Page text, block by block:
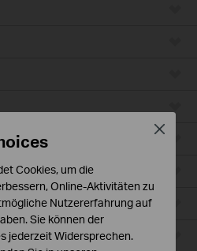
Cookies, um die
Online-Aktivitäten zu
Nutzererfahrung auf
Sie können der
jederzeit Widersprechen.
Close